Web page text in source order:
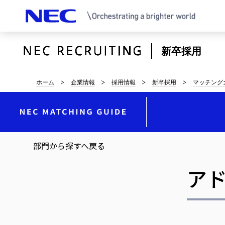
新卒採用
サ
イ
ト
内
ホーム 企業情報 採用情報 新卒採用 マッチング
部門から探すへ戻る
ア